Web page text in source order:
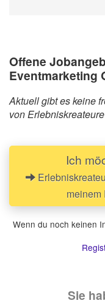
Offene
Eventmarketing
Aktuell gibt es keine
von
Ich
meinem
Wenn du noch keinen
Sie